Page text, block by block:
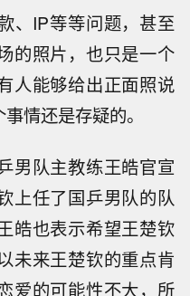
、IP等等问题，甚至
的照片，也只是一个
人能够给出正面照说
情还是存疑的。
男队主教练王皓官宣
上任了国乒男队的队
皓也表示希望王楚钦
未来王楚钦的重点肯
爱的可能性不大，所